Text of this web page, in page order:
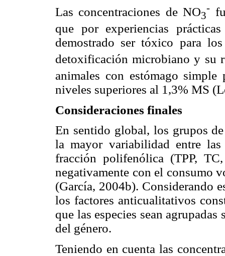
Las concentraciones de NO3
-
que por experiencias
demostrado ser tóxico para
detoxificación microbiano y su
animales con estómago simple
niveles superiores al 1,3% MS
Consideraciones finales
En sentido global, los grupos
la mayor variabilidad entre
fracción polifenólica (TPP,
negativamente con el consumo
(García, 2004b). Considerando
los factores anticualitativos
que las especies sean
del género.
Teniendo en cuenta las